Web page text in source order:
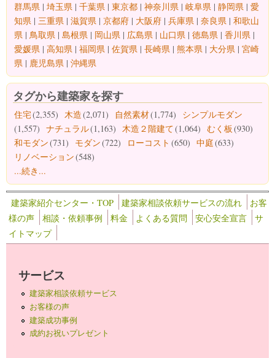
群馬県 | 埼玉県 | 千葉県 | 東京都 | 神奈川県 | 岐阜県 | 静岡県 | 愛
知県 | 三重県 | 滋賀県 | 京都府 | 大阪府 | 兵庫県 | 奈良県 | 和歌山
県 | 鳥取県 | 島根県 | 岡山県 | 広島県 | 山口県 | 徳島県 | 香川県 |
愛媛県 | 高知県 | 福岡県 | 佐賀県 | 長崎県 | 熊本県 | 大分県 | 宮崎
県 | 鹿児島県 | 沖縄県
タグから建築家を探す
住宅(2,355) 木造(2,071) 自然素材(1,774)
シンプルモダン
(1,557) ナチュラル(1,163) 木造２階建て(1,064) むく板 (930)
和モダン(731) モダン(722) ローコスト (650) 中庭(633)
リノベーション(548)
...続き...
建築家紹介センター・TOP 建築家相談依頼サービスの流れ
お客
様の声
相談・依頼事例 料金 よくある質問 安心安全宣言
サ
イトマップ
サービス
建築家相談依頼サービス
お客様の声
建築成功事例
成約お祝いプレゼント